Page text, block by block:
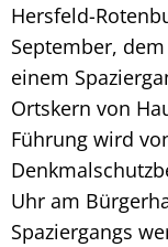
Hersfeld-
September,
einem
Ortskern von
Führung wird
Uhr am
Spaziergangs